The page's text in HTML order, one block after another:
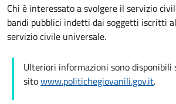
Chi è interessato a svolgere il servizio
bandi pubblici indetti dai soggetti iscritti
servizio civile universale.
Ulteriori informazioni sono disponibili
sitowww.politichegiovanili.gov.it.